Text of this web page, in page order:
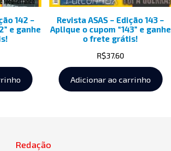
142 –
e ganhe
Revista ASAS – Edição 143 –
Aplique o cupom “143” e ganhe
o frete grátis!
R$37.60
Adicionar ao carrinho
Redação